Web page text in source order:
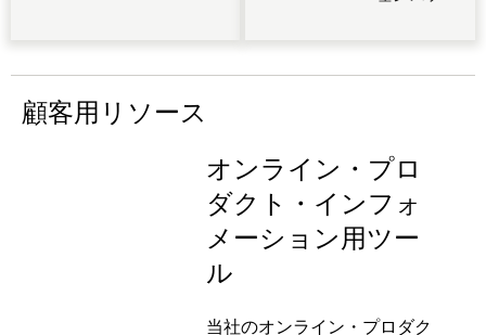
モデルなど
の精密でエ
リューショ
ンはすべ
て、快適性
と信頼性を
高めるよう
顧客用リソース
オンライン・プロ
ダクト・インフォ
メーション用ツー
ル
当社のオンライン・プロダク